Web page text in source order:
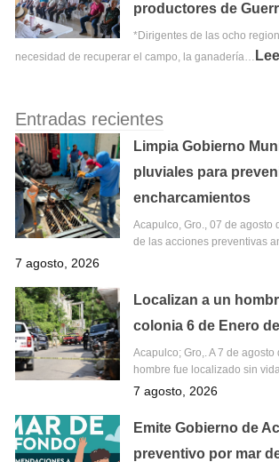
productores de
*Dirigentes de las ocho
necesidad de recuperar el campo, la ganadería…
Entradas recientes
Limpia Gobierno
pluviales para
encharcamientos
Acapulco, Gro., 07 de agosto
de las acciones preventivas
7 agosto, 2026
Localizan a un
colonia 6 de Enero
Acapulco; Gro,. A 7 de agosto
hombre fue localizado sin
7 agosto, 2026
Emite Gobierno de
preventivo por mar